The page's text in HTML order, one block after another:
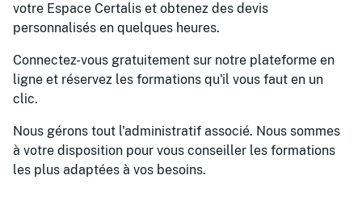
votre Espace Certalis et obtenez des devis
personnalisés en quelques heures.
Connectez-vous gratuitement sur notre plateforme en
ligne et réservez les formations qu'il vous faut en un
clic.
Nous gérons tout l'administratif associé. Nous sommes
à votre disposition pour vous conseiller les formations
les plus adaptées à vos besoins.